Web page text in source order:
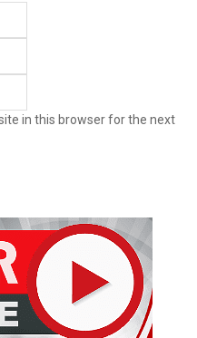
in this browser for the next